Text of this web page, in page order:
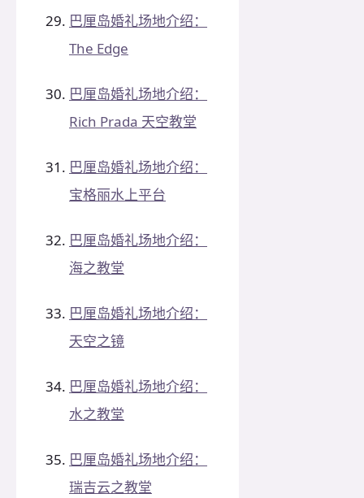
巴厘岛婚礼场地介绍：
The Edge
巴厘岛婚礼场地介绍：
Rich Prada 天空教堂
巴厘岛婚礼场地介绍：
宝格丽水上平台
巴厘岛婚礼场地介绍：
海之教堂
巴厘岛婚礼场地介绍：
天空之镜
巴厘岛婚礼场地介绍：
水之教堂
巴厘岛婚礼场地介绍：
瑞吉云之教堂